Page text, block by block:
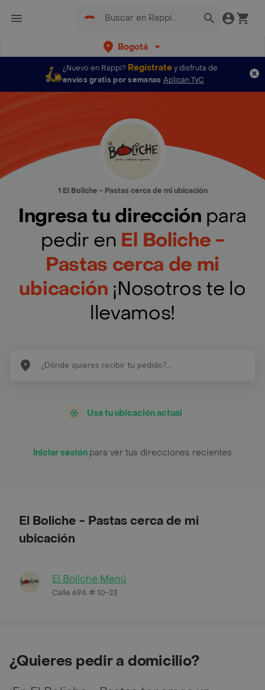
Bogotá
¿Nuevo en Rappi? Regístratey disfruta de
envíos gratis por semanas Aplican TyC
1 El Boliche - Pastas cerca de mi ubicación
Ingresa tu dirección para
pedir en El Boliche -
Pastas cerca de mi
ubicación ¡Nosotros te lo
llevamos!
Usa tu ubicación actual
Iniciar sesión para ver tus direcciones recientes
El Boliche - Pastas cerca de mi
ubicación
El Boliche Menú
Calle 69A # 10-23
¿Quieres pedir a domicilio?